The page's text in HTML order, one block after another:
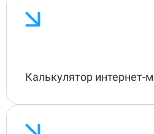
Калькулятор интернет-